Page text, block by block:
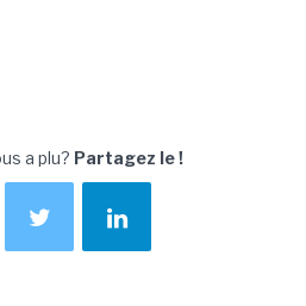
a plu? Partagez le !